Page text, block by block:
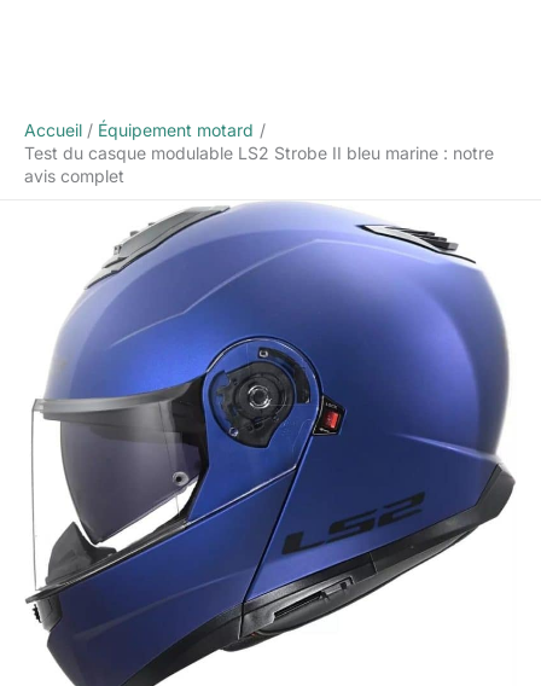
Accueil
Équipement motard
Test du casque modulable LS2 Strobe II bleu marine : notre
avis complet